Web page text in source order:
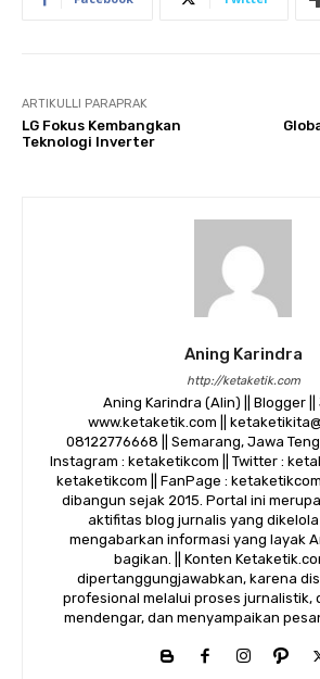
ARTIKULLI PARAPRAK
LG Fokus Kembangkan
Teknologi Inverter
Aning Karindra
http://ketaketik.com
Aning Karindra (Alin) || Blogger ||
www.ketaketik.com ||
08122776668 || Semarang, Jawa
Instagram : ketaketikcom || Twitter :
ketaketikcom || FanPage :
dibangun sejak 2015. Portal ini
aktifitas blog jurnalis yang
mengabarkan informasi yang layak
bagikan. || Konten
dipertanggungjawabkan, karena
profesional melalui proses jurnalistik,
mendengar, dan menyampaikan